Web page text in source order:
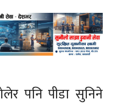
पनि पीडा सुनिने